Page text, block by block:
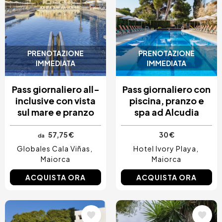
PRENOTAZIONE
IMMEDIATA
Pass giornaliero all-
inclusive con vista
sul mare e pranzo
da 57,75 €
Globales Cala Viñas
Maiorca
ACQUISTA ORA
PRENOTAZIONE
IMMEDIATA
Pass giornaliero con
piscina, pranzo e
spa ad Alcudia
30 €
Hotel Ivory Playa
Maiorca
ACQUISTA ORA
Immagine Immagine